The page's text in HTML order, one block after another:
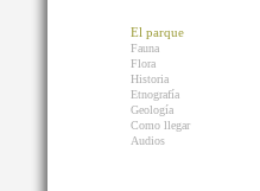
El parque
Fauna
Flora
Historia
Etnografía
Geología
Como llegar
Audios